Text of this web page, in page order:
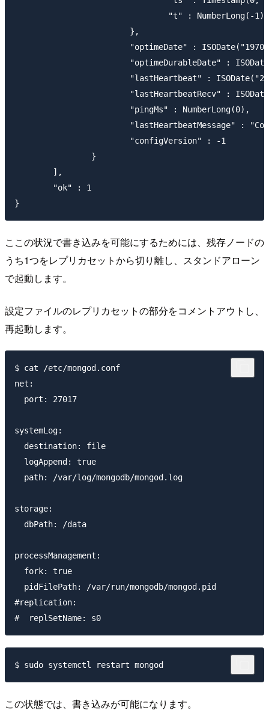
ここの状況で書き込みを可能にするためには、残存ノードの
うち1つをレプリカセットから切り離し、スタンドアローン
で起動します。
設定ファイルのレプリカセットの部分をコメントアウトし、
再起動します。
$ cat /etc/mongod.conf
net:
  port: 27017
systemLog:
  destination: file
  logAppend: true
  path: /var/log/mongodb/mongod.log
storage:
  dbPath: /data
processManagement:
  fork: true
  pidFilePath: /var/run/mongodb/mongod.pid
#replication:
この状態では、書き込みが可能になります。